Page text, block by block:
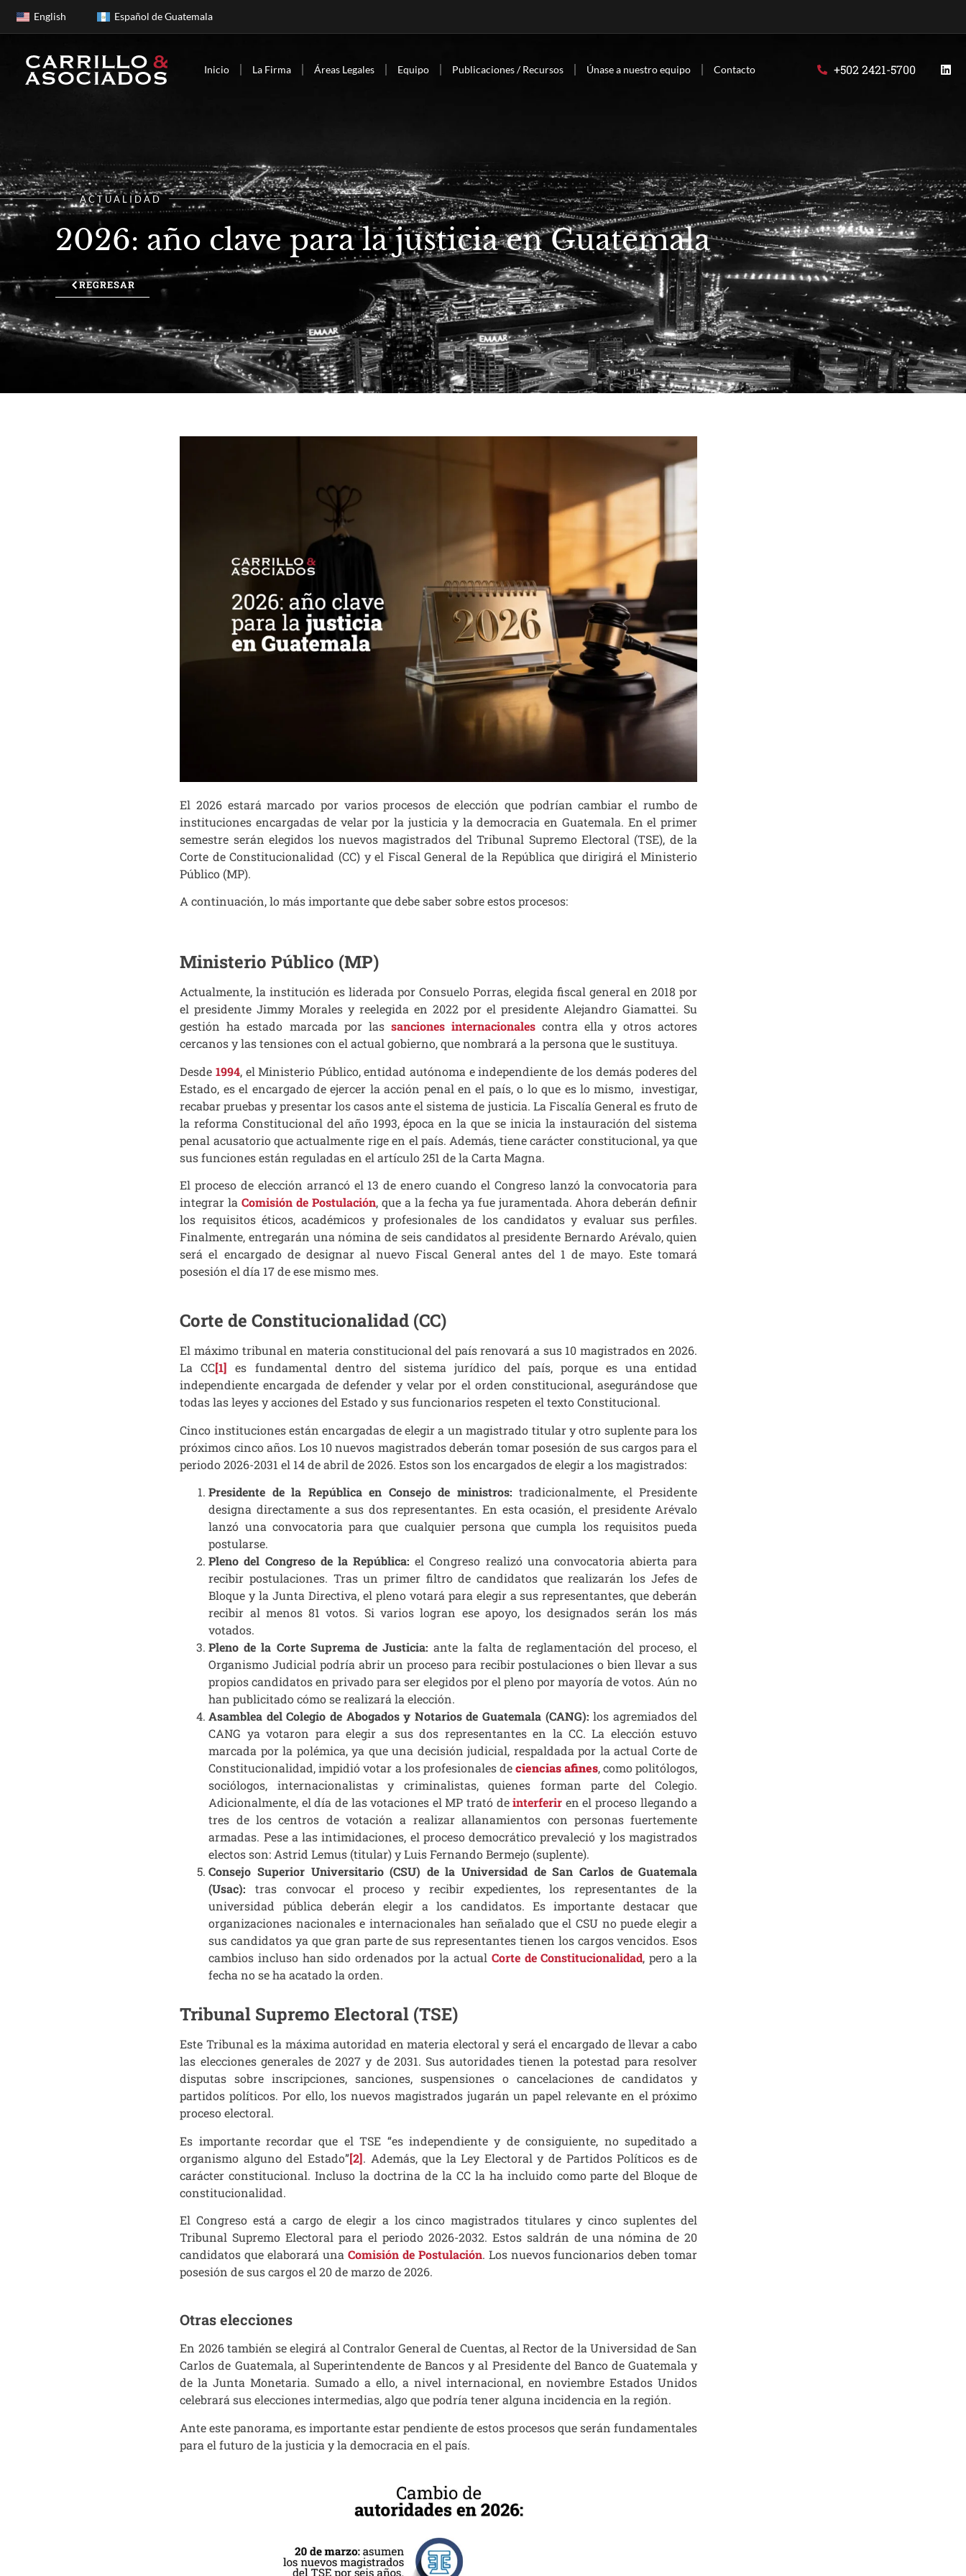
English Español de Guatemala
Inicio La Firma Áreas Legales Equipo Publicaciones / Recursos Únase a nuestro equipo Contacto +502 2421-5700
ACTUALIDAD
2026: año clave para la justicia en Guatemala
REGRESAR
El 2026 estará marcado por varios procesos de elección que podrían cambiar el rumbo de
instituciones encargadas de velar por la justicia y la democracia en Guatemala. En el primer
semestre serán elegidos los nuevos magistrados del Tribunal Supremo Electoral (TSE), de la
Corte de Constitucionalidad (CC) y el Fiscal General de la República que dirigirá el Ministerio
Público (MP).
A continuación, lo más importante que debe saber sobre estos procesos:
Ministerio Público (MP)
Actualmente, la institución es liderada por Consuelo Porras, elegida fiscal general en 2018 por
el presidente Jimmy Morales y reelegida en 2022 por el presidente Alejandro Giamattei. Su
gestión ha estado marcada por las sanciones internacionalescontra ella y otros actores
cercanos y las tensiones con el actual gobierno, que nombrará a la persona que le sustituya.
Desde 1994, el Ministerio Público, entidad autónoma e independiente de los demás poderes del
Estado, es el encargado de ejercer la acción penal en el país, o lo que es lo mismo, investigar,
recabar pruebas y presentar los casos ante el sistema de justicia. La Fiscalía General es fruto de
la reforma Constitucional del año 1993, época en la que se inicia la instauración del sistema
penal acusatorio que actualmente rige en el país. Además, tiene carácter constitucional, ya que
sus funciones están reguladas en el artículo 251 de la Carta Magna.
El proceso de elección arrancó el 13 de enero cuando el Congreso lanzó la convocatoria para
integrar laComisión de Postulación, que a la fecha ya fue juramentada. Ahora deberán definir
los requisitos éticos, académicos y profesionales de los candidatos y evaluar sus perfiles.
Finalmente, entregarán una nómina de seis candidatos al presidente Bernardo Arévalo, quien
será el encargado de designar al nuevo Fiscal General antes del 1 de mayo. Este tomará
posesión el día 17 de ese mismo mes.
Corte de Constitucionalidad (CC)
El máximo tribunal en materia constitucional del país renovará a sus 10 magistrados en 2026.
La CC[1] es fundamental dentro del sistema jurídico del país, porque es una entidad
independiente encargada de defender y velar por el orden constitucional, asegurándose que
todas las leyes y acciones del Estado y sus funcionarios respeten el texto Constitucional.
Cinco instituciones están encargadas de elegir a un magistrado titular y otro suplente para los
próximos cinco años. Los 10 nuevos magistrados deberán tomar posesión de sus cargos para el
periodo 2026-2031 el 14 de abril de 2026. Estos son los encargados de elegir a los magistrados:
Presidente de la República en Consejo de ministros: tradicionalmente, el Presidente
designa directamente a sus dos representantes. En esta ocasión, el presidente Arévalo
lanzó una convocatoria para que cualquier persona que cumpla los requisitos pueda
postularse.
Pleno del Congreso de la República:el Congreso realizó una convocatoria abierta para
recibir postulaciones. Tras un primer filtro de candidatos que realizarán los Jefes de
Bloque y la Junta Directiva, el pleno votará para elegir a sus representantes, que deberán
recibir al menos 81 votos. Si varios logran ese apoyo, los designados serán los más
votados.
Pleno de la Corte Suprema de Justicia: ante la falta de reglamentación del proceso, el
Organismo Judicial podría abrir un proceso para recibir postulaciones o bien llevar a sus
propios candidatos en privado para ser elegidos por el pleno por mayoría de votos. Aún no
han publicitado cómo se realizará la elección.
Asamblea delColegio de Abogados y Notarios de Guatemala (CANG):los agremiados del
CANG ya votaron para elegir a sus dos representantes en la CC. La elección estuvo
marcada por la polémica, ya que una decisión judicial, respaldada por la actual Corte de
Constitucionalidad, impidió votar a los profesionales deciencias afines, como politólogos,
sociólogos, internacionalistas y criminalistas, quienes forman parte del Colegio.
Adicionalmente, el día de las votaciones el MP trató deinterferir en el proceso llegando a
tres de los centros de votación a realizar allanamientos con personas fuertemente
armadas. Pese a las intimidaciones, el proceso democrático prevaleció y los magistrados
electos son: Astrid Lemus (titular) y Luis Fernando Bermejo (suplente).
Consejo Superior Universitario (CSU) de la Universidad de San Carlos de Guatemala
(Usac): tras convocar el proceso y recibir expedientes, los representantes de la
universidad pública deberán elegir a los candidatos. Es importante destacar que
organizaciones nacionales e internacionales han señalado que el CSU no puede elegir a
sus candidatos ya que gran parte de sus representantes tienen los cargos vencidos. Esos
cambios incluso han sido ordenados por la actual Corte de Constitucionalidad, pero a la
fecha no se ha acatado la orden.
Tribunal Supremo Electoral (TSE)
Este Tribunal es la máxima autoridad en materia electoral y será el encargado de llevar a cabo
las elecciones generales de 2027 y de 2031. Sus autoridades tienen la potestad para resolver
disputas sobre inscripciones, sanciones, suspensiones o cancelaciones de candidatos y
partidos políticos. Por ello, los nuevos magistrados jugarán un papel relevante en el próximo
proceso electoral.
Es importante recordar que el TSE “es independiente y de consiguiente, no supeditado a
organismo alguno del Estado”[2]. Además, que la Ley Electoral y de Partidos Políticos es de
carácter constitucional. Incluso la doctrina de la CC la ha incluido como parte del Bloque de
constitucionalidad.
El Congreso está a cargo de elegir a los cinco magistrados titulares y cinco suplentes del
Tribunal Supremo Electoral para el periodo 2026-2032. Estos saldrán de una nómina de 20
candidatos que elaborará una Comisión de Postulación. Los nuevos funcionarios deben tomar
posesión de sus cargos el 20 de marzo de 2026.
Otras elecciones
En 2026 también se elegirá al Contralor General de Cuentas, al Rector de la Universidad de San
Carlos de Guatemala, al Superintendente de Bancos y al Presidente del Banco de Guatemala y
de la Junta Monetaria. Sumado a ello, a nivel internacional, en noviembre Estados Unidos
celebrará sus elecciones intermedias, algo que podría tener alguna incidencia en la región.
Ante este panorama, es importante estar pendiente de estos procesos que serán fundamentales
para el futuro de la justicia y la democracia en el país.